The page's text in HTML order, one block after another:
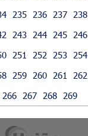
235 236 237
238
243 244 245
246
251 252 253
254
259 260 261
262
266 267 268 269